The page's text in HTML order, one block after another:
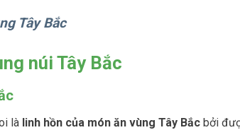
Tây Bắc
núi Tây Bắc
là linh hồn của món ăn vùng Tây Bắcbởi